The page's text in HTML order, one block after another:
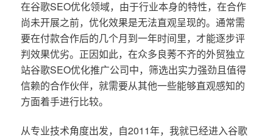
在谷歌SEO优化领域，由于行业本身的特性，在合作
尚未开展之前，优化效果是无法直观呈现的。通常需
要在付款合作后的几个月到一年时间里，才能逐步评
判效果优劣。正因如此，在众多良莠不齐的外贸独立
站谷歌SEO优化推广公司中，筛选出实力强劲且值得
信赖的合作伙伴，就需要从其他一些能够直观感知的
方面着手进行比较。
从专业技术角度出发，自2011年，我就已经进入谷歌